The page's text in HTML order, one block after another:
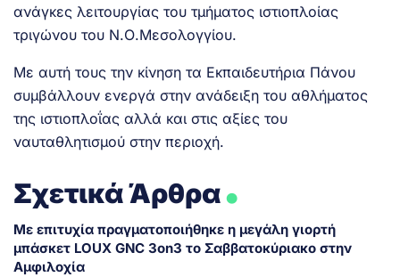
ανάγκες λειτουργίας του τμήματος ιστιοπλοίας
τριγώνου του Ν.Ο.Μεσολογγίου.
Με αυτή τους την κίνηση τα Εκπαιδευτήρια Πάνου
συμβάλλουν ενεργά στην ανάδειξη του αθλήματος
της ιστιοπλοΐας αλλά και στις αξίες του
ναυταθλητισμού στην περιοχή.
Σχετικά Άρθρα.
Με επιτυχία πραγματοποιήθηκε η μεγάλη γιορτή
μπάσκετ LOUX GNC 3on3 το Σαββατοκύριακο στην
Αμφιλοχία